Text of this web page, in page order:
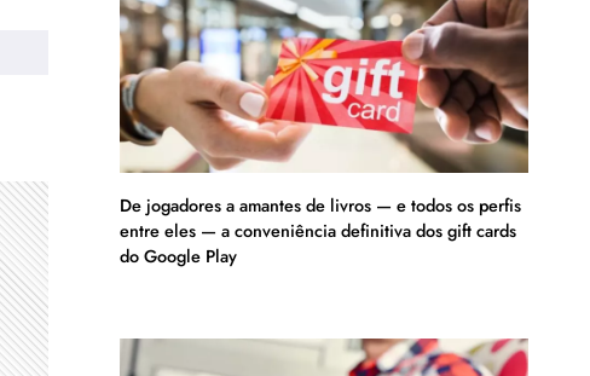
De jogadores a amantes de livros — e todos os perfis
entre eles — a conveniência definitiva dos gift cards
do Google Play